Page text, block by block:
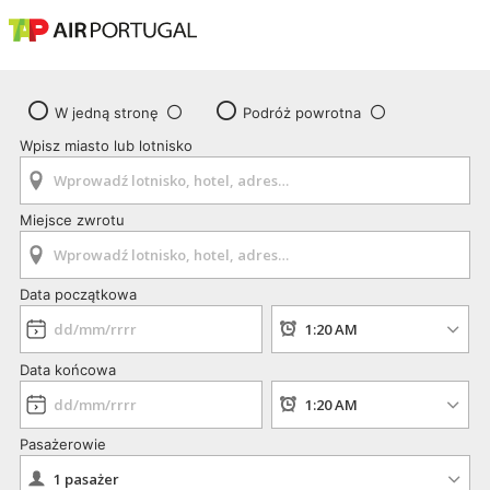
W jedną stronę
Podróż powrotna
Wpisz miasto lub lotnisko
Miejsce zwrotu
Data początkowa
Data końcowa
Pasażerowie